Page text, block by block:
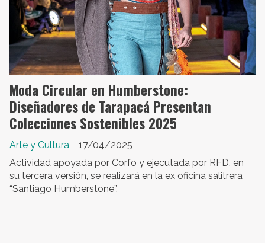
Moda Circular en Humberstone:
Diseñadores de Tarapacá Presentan
Colecciones Sostenibles 2025
Arte y Cultura
17/04/2025
Actividad apoyada por Corfo y ejecutada por RFD, en
su tercera versión, se realizará en la ex oficina salitrera
“Santiago Humberstone”.